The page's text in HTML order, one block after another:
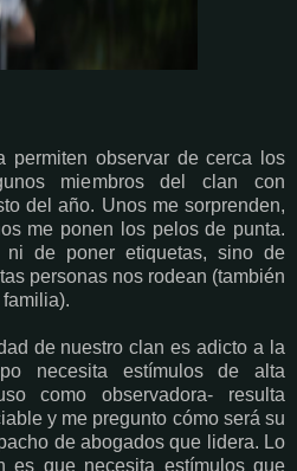
permiten observar de cerca los
miembros del clan con
del año. Unos me sorprenden,
me ponen los pelos de punta.
de poner etiquetas, sino de
personas nos rodean (también
de nuestro clan es adicto a la
necesita estímulos de alta
como observadora- resulta
y me pregunto cómo será su
de abogados que lidera. Lo
es que necesita estímulos que